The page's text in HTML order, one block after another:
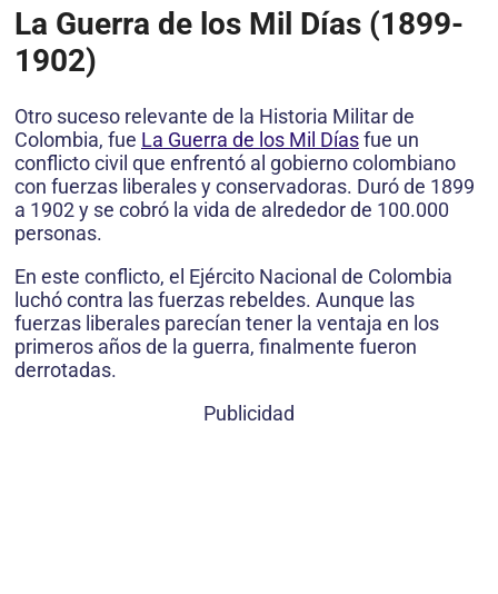
La Guerra de los Mil Días (1899-
1902)
Otro suceso relevante de la Historia Militar de
Colombia, fue La Guerra de los Mil Díasfue un
conflicto civil que enfrentó al gobierno colombiano
con fuerzas liberales y conservadoras. Duró de 1899
a 1902 y se cobró la vida de alrededor de 100.000
personas.
En este conflicto, el Ejército Nacional de Colombia
luchó contra las fuerzas rebeldes. Aunque las
fuerzas liberales parecían tener la ventaja en los
primeros años de la guerra, finalmente fueron
derrotadas.
Publicidad